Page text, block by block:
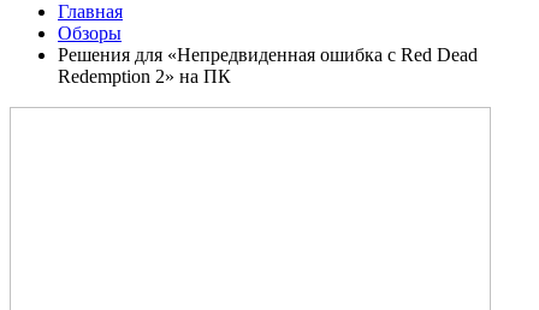
Главная
Обзоры
Решения для «Непредвиденная ошибка с Red Dead
Redemption 2» на ПК